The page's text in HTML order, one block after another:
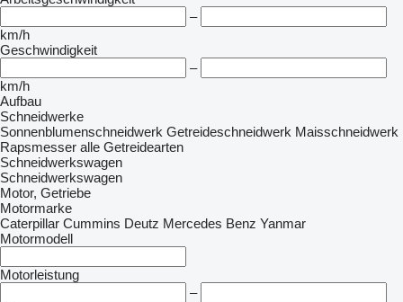
–
km/h
Geschwindigkeit
–
km/h
Aufbau
Schneidwerke
Sonnenblumenschneidwerk Getreideschneidwerk Maisschneidwerk
Rapsmesser alle Getreidearten
Schneidwerkswagen
Schneidwerkswagen
Motor, Getriebe
Motormarke
Caterpillar Cummins Deutz Mercedes Benz Yanmar
Motormodell
Motorleistung
–